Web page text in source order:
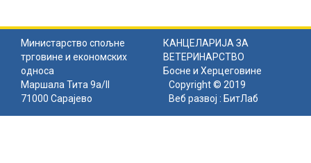
Министарство спољне
трговине и економских
односа
КАНЦЕЛАРИЈА ЗА
ВЕТЕРИНАРСТВО
Босне и Херцеговине
Маршала Тита 9а/II
71000 Сарајево
Copyright © 2019
Веб развој : БитЛаб